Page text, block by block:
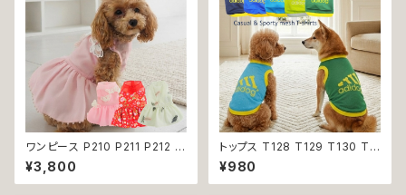
ワンピース P210 P211 P212 犬
イエロー ピンク ホワイト レッド
レモン 蝶 フラワー 猫 ペット 服
犬服 犬の服 犬洋服 犬の洋服
¥3,800
トップス T128 T129 T130 T1
31 T132 Ｔシャツ 1-7号 小型
犬用 スポーティー カジュアル
メッシュ ノースリーブ ブルー グ
¥980